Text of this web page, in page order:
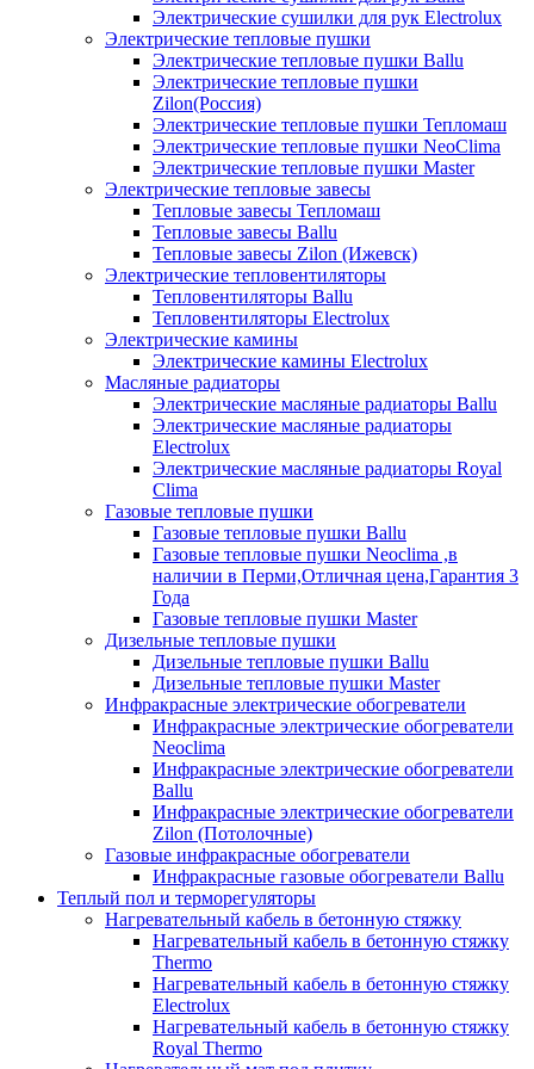
Электрические сушилки для рук Electrolux
Электрические тепловые пушки
Электрические тепловые пушки Ballu
Электрические тепловые пушки
Zilon(Россия)
Электрические тепловые пушки Тепломаш
Электрические тепловые пушки NeoClima
Электрические тепловые пушки Master
Электрические тепловые завесы
Тепловые завесы Тепломаш
Тепловые завесы Ballu
Тепловые завесы Zilon (Ижевск)
Электрические тепловентиляторы
Тепловентиляторы Ballu
Тепловентиляторы Electrolux
Электрические камины
Электрические камины Electrolux
Масляные радиаторы
Электрические масляные радиаторы Ballu
Электрические масляные радиаторы
Electrolux
Электрические масляные радиаторы Royal
Clima
Газовые тепловые пушки
Газовые тепловые пушки Ballu
Газовые тепловые пушки Neoclima ,в
наличии в Перми,Отличная цена,Гарантия 3
Года
Газовые тепловые пушки Master
Дизельные тепловые пушки
Дизельные тепловые пушки Ballu
Дизельные тепловые пушки Master
Инфракрасные электрические обогреватели
Инфракрасные электрические обогреватели
Neoclima
Инфракрасные электрические обогреватели
Ballu
Инфракрасные электрические обогреватели
Zilon (Потолочные)
Газовые инфракрасные обогреватели
Инфракрасные газовые обогреватели Ballu
Теплый пол и терморегуляторы
Нагревательный кабель в бетонную стяжку
Нагревательный кабель в бетонную стяжку
Thermo
Нагревательный кабель в бетонную стяжку
Electrolux
Нагревательный кабель в бетонную стяжку
Royal Thermo